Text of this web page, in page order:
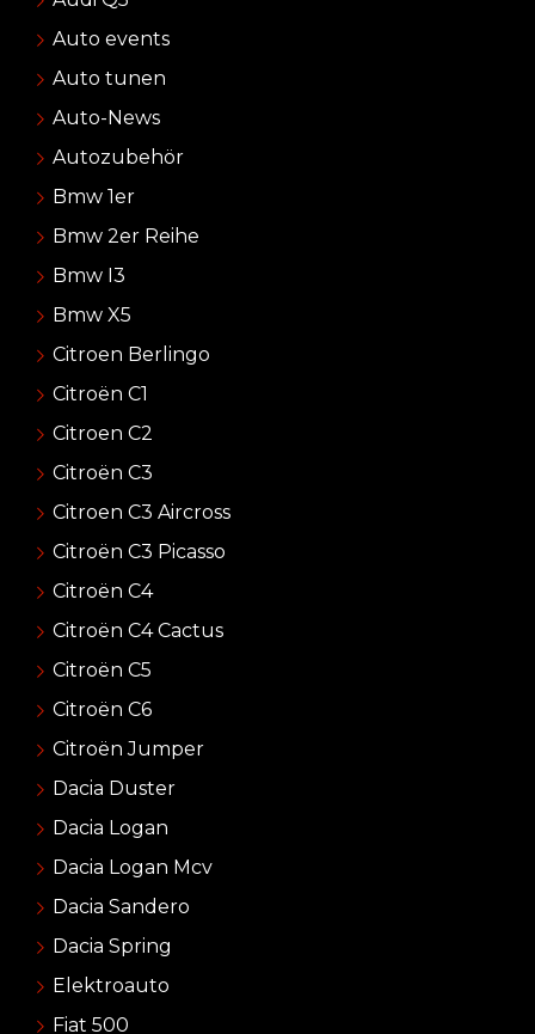
Auto events
Auto tunen
Auto-News
Autozubehör
Bmw 1er
Bmw 2er Reihe
Bmw I3
Bmw X5
Citroen Berlingo
Citroën C1
Citroen C2
Citroën C3
Citroen C3 Aircross
Citroën C3 Picasso
Citroën C4
Citroën C4 Cactus
Citroën C5
Citroën C6
Citroën Jumper
Dacia Duster
Dacia Logan
Dacia Logan Mcv
Dacia Sandero
Dacia Spring
Elektroauto
Fiat 500